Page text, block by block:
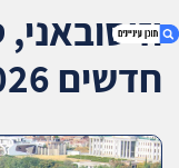
(968)
חדשים 2026 (968)